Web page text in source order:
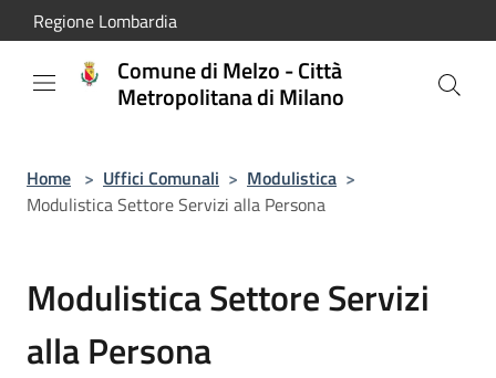
Salta al contenuto principale
Regione Lombardia
Comune di Melzo - Città
Metropolitana di Milano
Home > Uffici Comunali > Modulistica >
Modulistica Settore Servizi alla Persona
Modulistica Settore Servizi
alla Persona